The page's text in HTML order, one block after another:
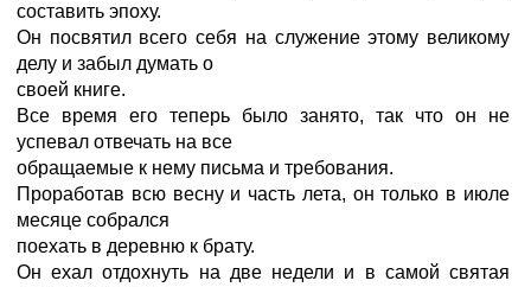
составить эпоху.
Он посвятил всего себя на служение этому великому
делу и забыл думать о
своей книге.
Все время его теперь было занято, так что он не
успевал отвечать на все
обращаемые к нему письма и требования.
Проработав всю весну и часть лета, он только в июле
месяце собрался
поехать в деревню к брату.
Он ехал отдохнуть на две недели и в самой святая